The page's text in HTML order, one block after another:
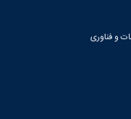
و فناوری